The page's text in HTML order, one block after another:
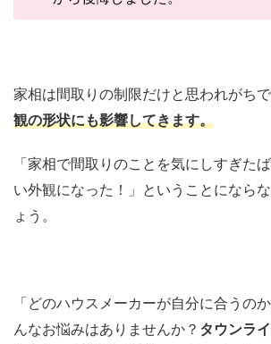
家相は間取りの制限だけと思われがちで
観の形状にも影響してきます。
「家相で間取りのことを気にしすぎた
い外観になった！」ということになら
ょう。
「どのハウスメーカーが自分に合うの
んなお悩みはありませんか？ タウンラ